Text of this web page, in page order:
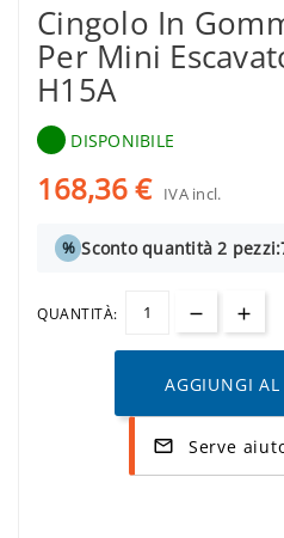
Cingolo In
Per Mini
H15A
DISPONIBILE
168,36 € IVA incl.
% Sconto quantità 2 pezzi:
QUANTITÀ:
AGGIUNGI AL
mail_outline Serve